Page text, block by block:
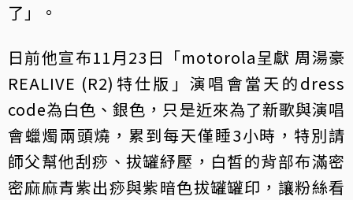
了」。
日前他宣布11月23日「motorola呈獻 周湯豪
REALIVE (R2)特仕版」演唱會當天的dress
code為白色、銀色，只是近來為了新歌與演唱
會蠟燭兩頭燒，累到每天僅睡3小時，特別請
師父幫他刮痧、拔罐紓壓，白皙的背部布滿密
密麻麻青紫出痧與紫暗色拔罐罐印，讓粉絲看